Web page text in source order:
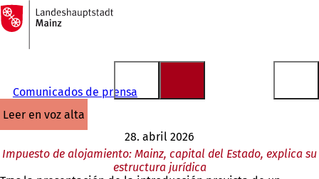
Saltar al contenido
A
la
página
Comunicados de prensa
leer en voz alta
28. abril 2026
Impuesto de alojamiento: Mainz, capital del Estado, explica su
estructura jurídica